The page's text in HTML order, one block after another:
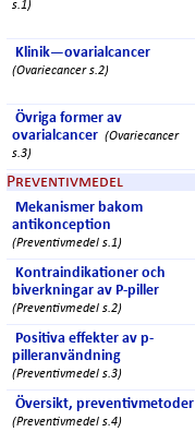
s.1)
Klinik—ovarialcancer
(Ovariecancer s.2)
Övriga former av
ovarialcancer (Ovariecancer
s.3)
Preventivmedel
Mekanismer bakom
antikonception
(Preventivmedel s.1)
Kontraindikationer och
biverkningar av P-piller
(Preventivmedel s.2)
Positiva effekter av p-
pilleranvändning
(Preventivmedel s.3)
Översikt, preventivmetoder
(Preventivmedel s.4)